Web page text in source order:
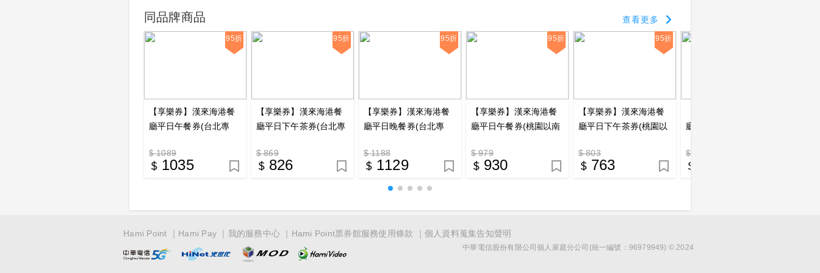
同品牌商品 查看更多
95折
【享樂券】漢來海港餐
廳平日午餐券(台北專
$ 1089
1035
95折
【享樂券】漢來海港餐
廳平日下午茶券(台北專
$ 869
826
95折
【享樂券】漢來海港餐
廳平日晚餐券(台北專
$ 1188
1129
95折
【享樂券】漢來海港餐
廳平日午餐券(桃園以南
$ 979
930
95折
【享樂券】漢來海港餐
廳平日下午茶券(桃園以
$ 803
763
廳平日晚餐券(桃園以南
$ 1089
Hami Point Hami Pay 我的服務中心 Hami Point票券館服務使用條款 個人資料蒐集告知聲明
中華電信股份有限公司個人家庭分公司(統一編號：96979949) © 2024